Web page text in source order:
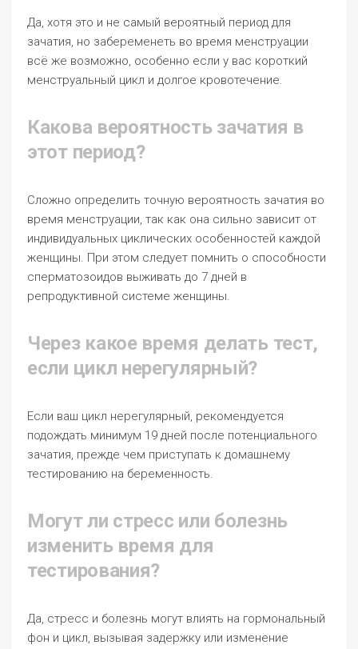
Да, хотя это и не самый вероятный период для
зачатия, но забеременеть во время менструации
всё же возможно, особенно если у вас короткий
менструальный цикл и долгое кровотечение.
Какова вероятность зачатия в
этот период?
Сложно определить точную вероятность зачатия во
время менструации, так как она сильно зависит от
индивидуальных циклических особенностей каждой
женщины. При этом следует помнить о способности
сперматозоидов выживать до 7 дней в
репродуктивной системе женщины.
Через какое время делать тест,
если цикл нерегулярный?
Если ваш цикл нерегулярный, рекомендуется
подождать минимум 19 дней после потенциального
зачатия, прежде чем приступать к домашнему
тестированию на беременность.
Могут ли стресс или болезнь
изменить время для
тестирования?
Да, стресс и болезнь могут влиять на гормональный
фон и цикл, вызывая задержку или изменение